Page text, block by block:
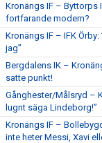
Kronängs IF – Byttorps
fortfarande modern?
Kronängs IF – IFK
jag”
Bergdalens IK –
satte punkt!
Gånghester/Målsryd –
lugnt säga Lindeborg!”
Kronängs IF –
inte heter Messi, Xavi